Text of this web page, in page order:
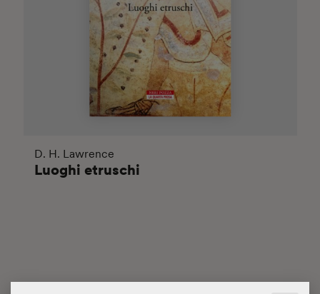
Luoghi etruschi
D. H. Lawrence